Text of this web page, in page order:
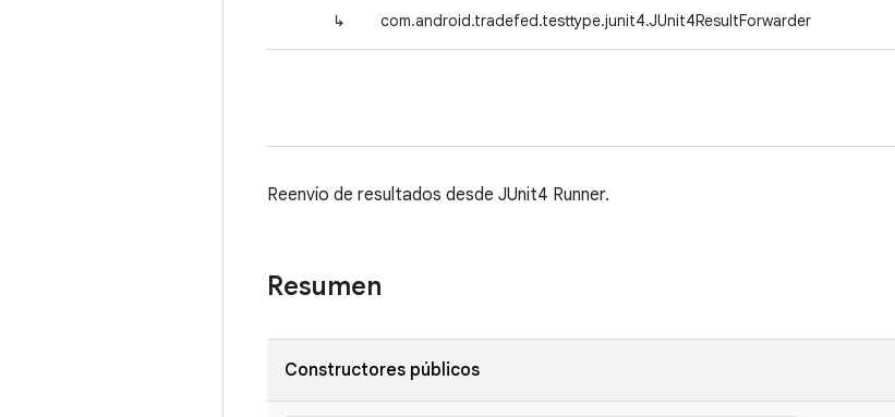
↳ com.android.tradefed.testtype.junit4.JUnit4ResultForwarder
Reenvío de resultados desde JUnit4 Runner.
Resumen
Constructores públicos